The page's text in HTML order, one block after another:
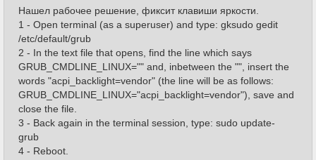
Нашел рабочее решение, фиксит клавиши яркости.
1 - Open terminal (as a superuser) and type: gksudo gedit
/etc/default/grub
2 - In the text file that opens, find the line which says
GRUB_CMDLINE_LINUX="" and, inbetween the "", insert the
words "acpi_backlight=vendor" (the line will be as follows:
GRUB_CMDLINE_LINUX="acpi_backlight=vendor"), save and
close the file.
3 - Back again in the terminal session, type: sudo update-
grub
4 - Reboot.